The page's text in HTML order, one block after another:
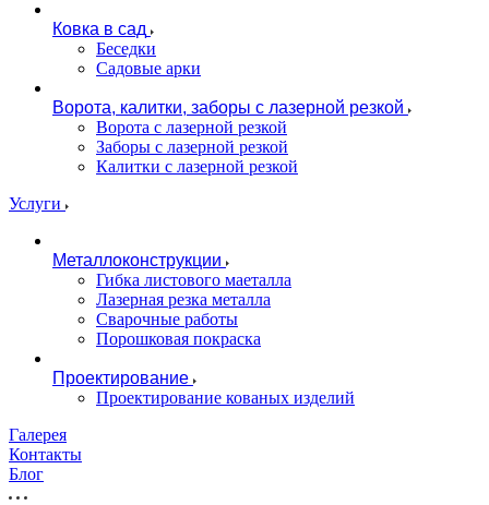
Ковка в сад
Беседки
Садовые арки
Ворота, калитки, заборы с лазерной резкой
Ворота с лазерной резкой
Заборы с лазерной резкой
Калитки с лазерной резкой
Услуги
Металлоконструкции
Гибка листового маеталла
Лазерная резка металла
Сварочные работы
Порошковая покраска
Проектирование
Проектирование кованых изделий
Галерея
Контакты
Блог